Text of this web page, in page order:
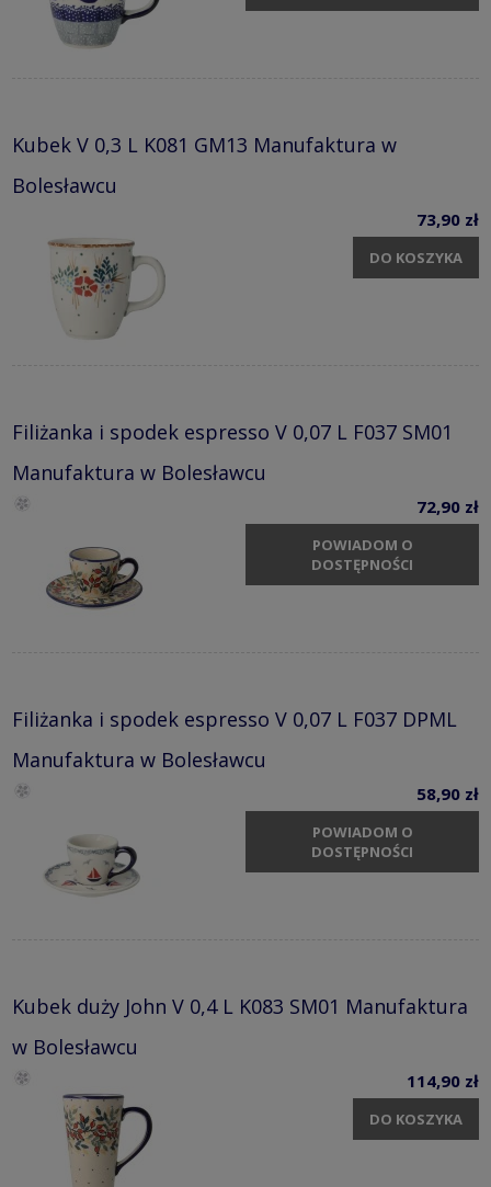
Kubek V 0,3 L K081 GM13 Manufaktura w
Bolesławcu
73,90 zł
DO KOSZYKA
Filiżanka i spodek espresso V 0,07 L F037 SM01
Manufaktura w Bolesławcu
72,90 zł
POWIADOM O
DOSTĘPNOŚCI
Filiżanka i spodek espresso V 0,07 L F037 DPML
Manufaktura w Bolesławcu
58,90 zł
POWIADOM O
DOSTĘPNOŚCI
Kubek duży John V 0,4 L K083 SM01 Manufaktura
w Bolesławcu
114,90 zł
DO KOSZYKA